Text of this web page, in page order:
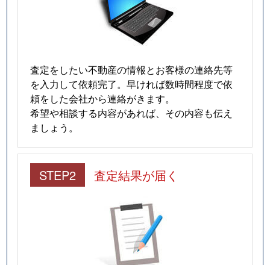
査定をしたい不動産の情報とお客様の連絡先等
を入力して依頼完了。早ければ数時間程度で依
頼をした会社から連絡がきます。
希望や相談する内容があれば、その内容も伝え
ましょう。
STEP2 査定結果が届く